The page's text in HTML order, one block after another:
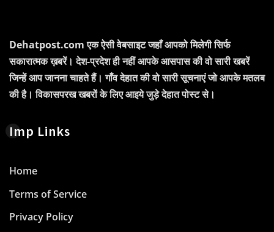
Dehatpost.com एक ऐसी वेबसाइट जहाँ आपको मिलेगी सिर्फ
सकारात्मक ख़बरें। देश-प्रदेश ही नहीं आपके आसपास की वो सारी खबरें
जिन्हें आप जानना चाहते हैं। गाँव देहात की वो सारी सूचनाएं जो आपके मतलब
की है। विकासपरख खबरों के लिए आइये जुड़े देहात पोस्ट से।
Imp Links
Home
Terms of Service
Privacy Policy